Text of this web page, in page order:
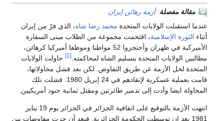
مقالة مفصلة:أزمة رهائن إيران
عندما استقبلت الولايات المتحدة محمد رضا شاه، الذي فرّ من إيران
أثناء الثورة الإسلامية، اقتحمت مجموعة من الطلاب مبنى السفارة
الأميركية في طهران وأحتجزوا 52 مواطنا وموظفا أميركيا كرهائن،
مطالبين الولايات المتحدة بتسليم الشاه لمحاكمته. [1]
حاولت الولايات
المتحدة لحل الأزمة عن طريق التفاوض. لكن بعد فشل محاولاتها،
قامت بعملية عسكرية لإنقاذهم في 24 إبريل 1980. فشلت تلك
المحاولة ايضا وأدت إلى تدمير طائرتين ومقتل ثمانية جنود أمريكيين.
انتهت الأزمة بالتوقيع على اتفاقية الجزائر في الجزائر يوم 19 يناير
1981 بعد ان توسطت الحكومة الجزائرية. فبعد أن جرت مفاوضات بين